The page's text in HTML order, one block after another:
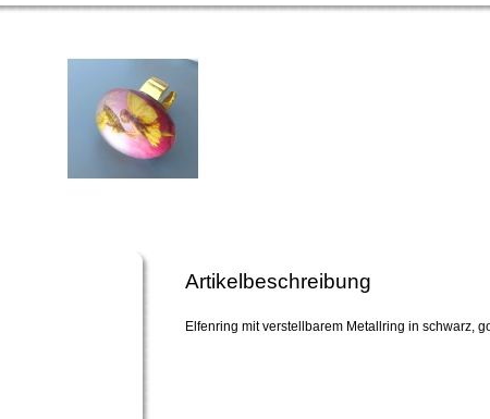
Artikelbeschreibung
Elfenring mit verstellbarem Metallring in schwarz,